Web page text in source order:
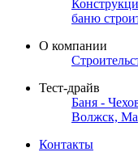
баню
О компании
Тест-драйв
Баня -
Волжск,
Контакты